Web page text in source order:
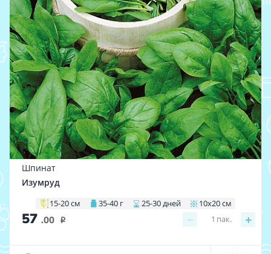
Шпинат
Изумруд
15-20 см 35-40 г 25-30 дней 10х20 см
57 .00 i − +
1 пак.